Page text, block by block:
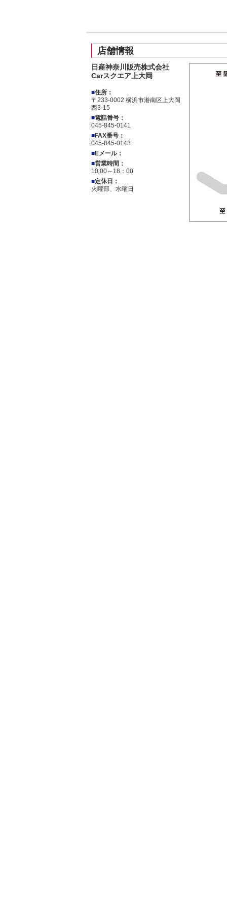
店舗情報
日産神奈川販売株式会社
Carスクエア上大岡
■住所：
〒233-0002 横浜市港南区上大岡
西3-15
■電話番号：
045-845-0141
■FAX番号：
045-845-0143
■Eメール：
■営業時間：
10:00～18：00
■定休日：
火曜部、水曜日